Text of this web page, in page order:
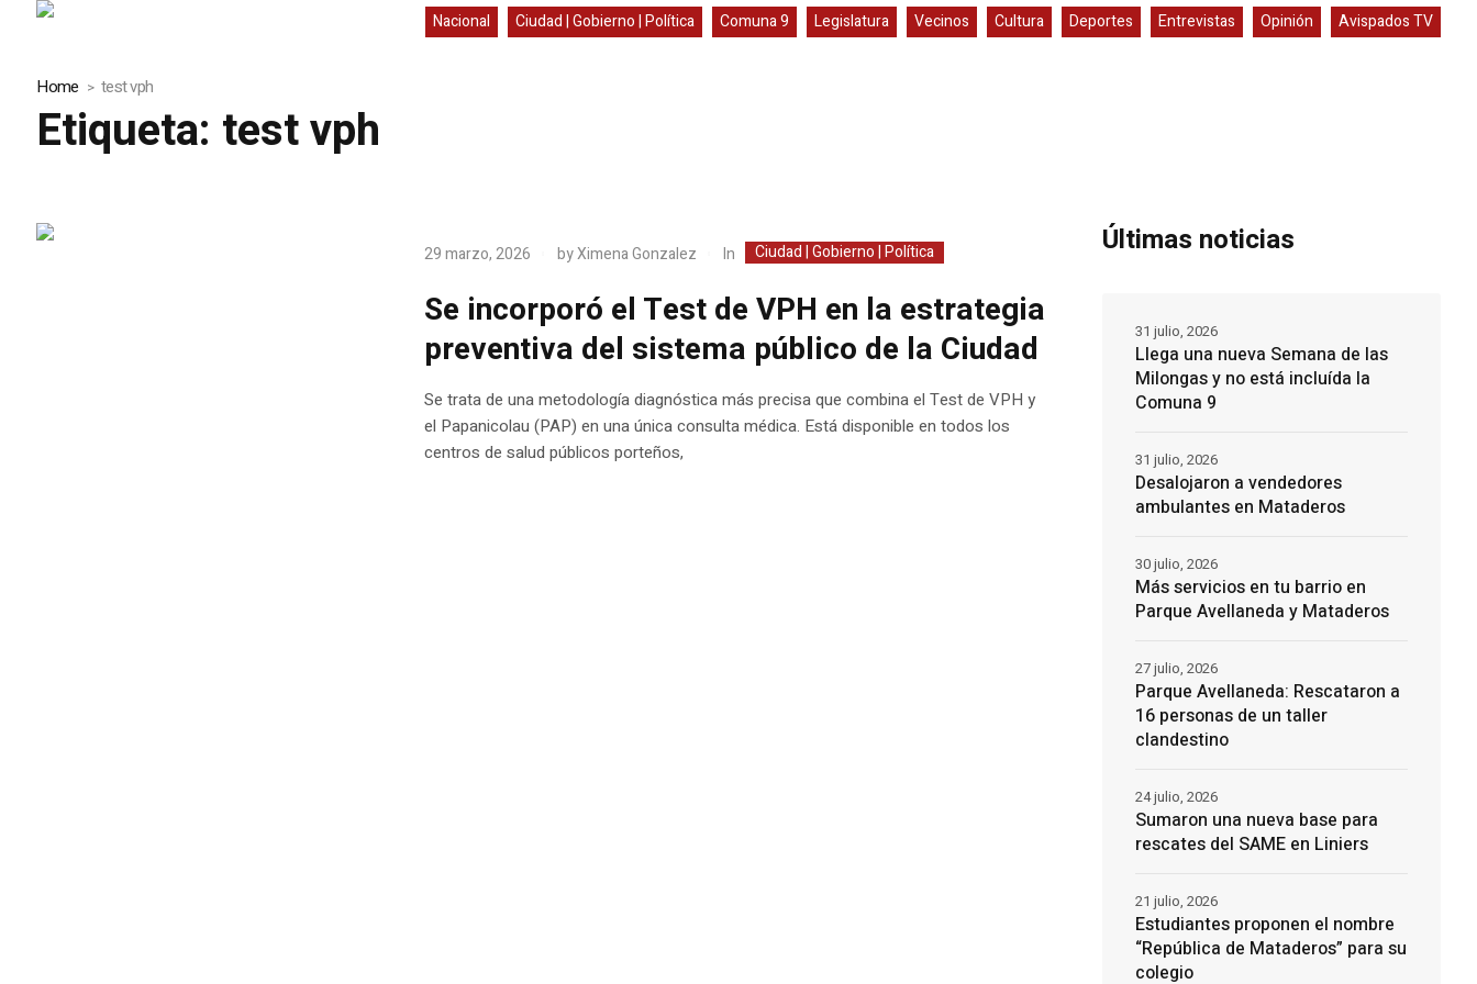
Nacional Ciudad | Gobierno | Política Comuna 9 Legislatura Vecinos Cultura Deportes Entrevistas Opinión Avispados TV
Home test vph
Etiqueta: test vph
29 marzo, 2026 byXimena Gonzalez In Ciudad | Gobierno | Política
Se incorporó el Test de VPH en la estrategia
preventiva del sistema público de la Ciudad
Se trata de una metodología diagnóstica más precisa que combina el Test de VPH y
el Papanicolau (PAP) en una única consulta médica. Está disponible en todos los
centros de salud públicos porteños,
Últimas noticias
Llega una nueva Semana de las
Milongas y no está incluída la
Comuna 9
31 julio, 2026
Desalojaron a vendedores
ambulantes en Mataderos
31 julio, 2026
Más servicios en tu barrio en
Parque Avellaneda y Mataderos
30 julio, 2026
Parque Avellaneda: Rescataron a
16 personas de un taller
clandestino
27 julio, 2026
Sumaron una nueva base para
rescates del SAME en Liniers
24 julio, 2026
Estudiantes proponen el nombre
“República de Mataderos” para su
colegio
21 julio, 2026